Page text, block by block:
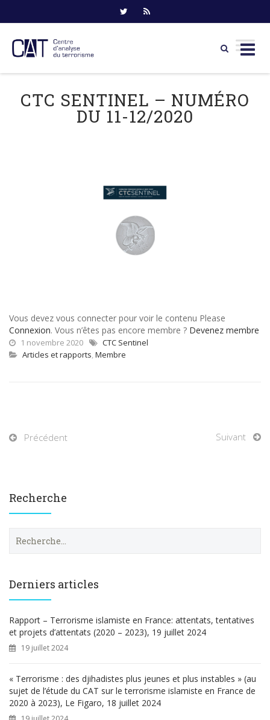
content
CTC SENTINEL – NUMÉRO
DU 11-12/2020
Vous devez vous connecter pour voir le contenu Please
Connexion. Vous n’êtes pas encore membre ? Devenez membre
1 novembre 2020
CTC Sentinel
Articles et rapports, Membre
Précédent Suivant
Recherche
e
h
e
r
Derniers articles
Rapport – Terrorisme islamiste en France: attentats, tentatives
et projets d’attentats (2020 – 2023), 19 juillet 2024
19 juillet 2024
« Terrorisme : des djihadistes plus jeunes et plus instables » (au
sujet de l’étude du CAT sur le terrorisme islamiste en France de
2020 à 2023), Le Figaro, 18 juillet 2024